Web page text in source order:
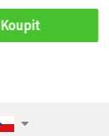
Koupit